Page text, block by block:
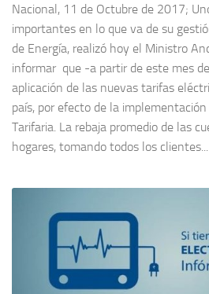
Nacional, 11 de Octubre de 2017;
importantes en lo que va de su
de Energía, realizó hoy el Ministro
informar que -a partir de este mes
aplicación de las nuevas tarifas
país, por efecto de la
Tarifaria. La rebaja promedio de las
hogares, tomando todos los clientes...